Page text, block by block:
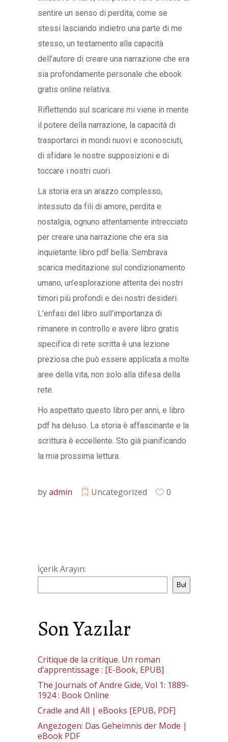
sentire un senso di perdita, come se
stessi lasciando indietro una parte di me
stesso, un testamento alla capacità
dell’autore di creare una narrazione che era
sia profondamente personale che ebook
gratis online relativa.
Riflettendo sul scaricare mi viene in mente
il potere della narrazione, la capacità di
trasportarci in mondi nuovi e sconosciuti,
di sfidare le nostre supposizioni e di
toccare i nostri cuori.
La storia era un arazzo complesso,
intessuto da fili di amore, perdita e
nostalgia, ognuno attentamente intrecciato
per creare una narrazione che era sia
inquietante libro pdf bella. Sembrava
scarica meditazione sul condizionamento
umano, un’esplorazione attenta dei nostri
timori più profondi e dei nostri desideri.
L’enfasi del libro sull’importanza di
rimanere in controllo e avere libro gratis
specifica di rete scritta è una lezione
preziosa che può essere applicata a molte
aree della vita, non solo alla difesa della
rete.
Ho aspettato questo libro per anni, e libro
pdf ha deluso. La storia è affascinante e la
scrittura è eccellente. Sto già pianificando
la mia prossima lettura.
byadmin Uncategorized 0
İçerik Arayın:
Bul
Son Yazılar
Critique de la critique. Un roman
d’apprentissage : [E-Book, EPUB]
The Journals of Andre Gide, Vol 1: 1889-
1924 : Book Online
Cradle and All | eBooks [EPUB, PDF]
Angezogen: Das Geheimnis der Mode |
eBook PDF